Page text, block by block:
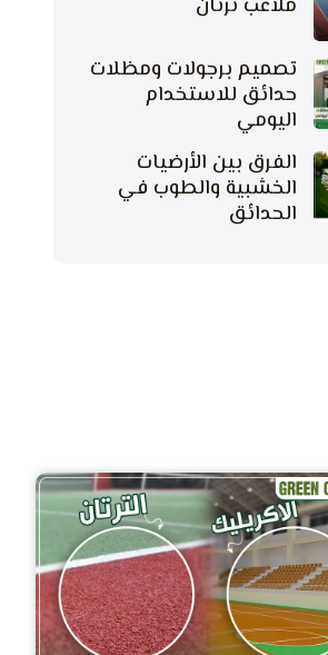
ملاعب ترتان
تصميم برجولات ومظلات
حدائق للاستخدام
اليومي
الفرق بين الأرضيات
الخشبية والطوب في
الحدائق